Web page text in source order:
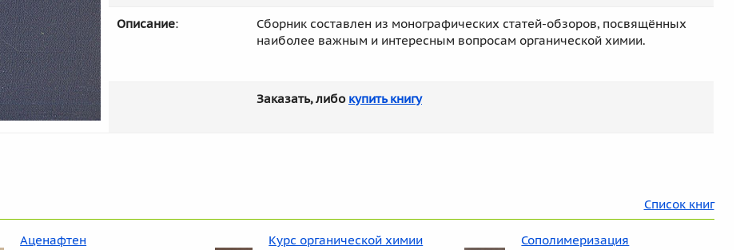
Описание:
Сборник составлен из монографических статей-обзоров, посвящённых
наиболее важным и интересным вопросам органической химии.
Заказать, либо купить книгу
Список книг
Аценафтен
Курс органической химии
Сополимеризация